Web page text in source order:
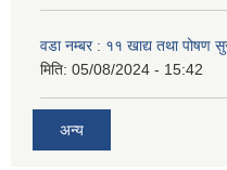
वडा नम्बर : ११ खाद्य तथा पोषण
मिति: 05/08/2024 - 15:42
अन्य